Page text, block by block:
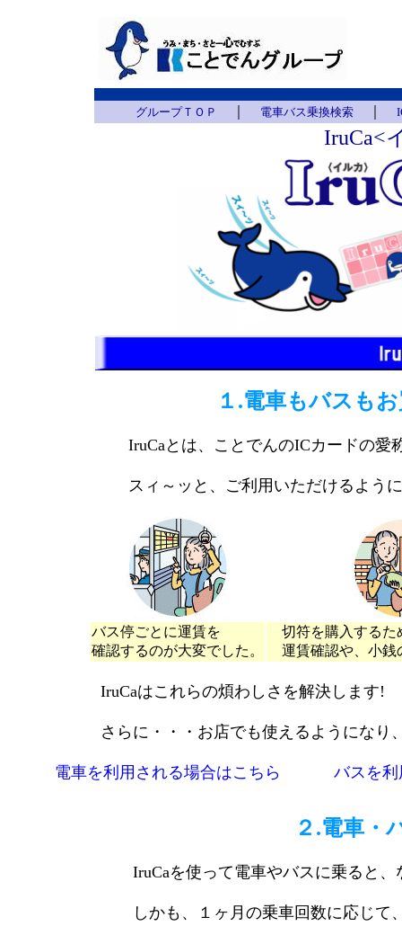
グループＴＯＰ 電車バス乗換検索｜
IruCa<
１.電車もバスも
IruCaとは、ことでんのICカードの愛
スィ～ッと、ご利用いただけるよう
バス停ごとに運賃を
確認するのが大変でした。
切符を購入するた
運賃確認や、小銭
IruCaはこれらの煩わしさを解決します!
さらに・・・お店でも使えるようにな
電車を利用される場合はこちら バスを
２.電車・
IruCaを使って電車やバスに乗ると
しかも、１ヶ月の乗車回数に応じ